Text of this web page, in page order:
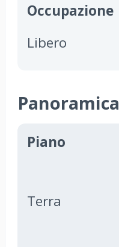
Occupazione
Libero
Panoramica
Piano
Terra